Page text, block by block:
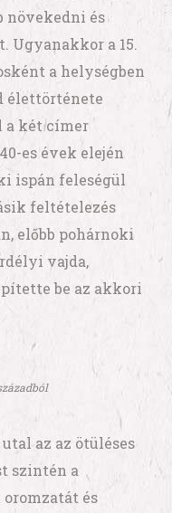
növekedni és
Ugyanakkor a 15.
a helységben
élettörténete
a két címer
es évek elején
ispán feleségül
feltételezés
előbb pohárnoki
vajda,
be az akkori
az az ötüléses
szintén a
és